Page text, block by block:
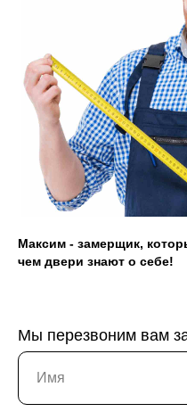
Максим - замерщик,
чем двери знают о себе!
Мы перезвоним вам
Юридическая информация: ИП
Александрович, ИНН
311246801200021, ОКПО
Политика
Согласие на обработку
г. Красноярск
ул.
компании. Изображения товаров
отличаться от оригиналов.
правообладателя